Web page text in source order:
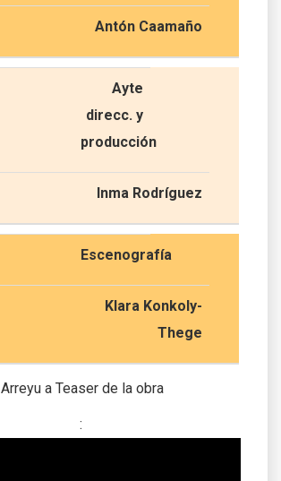
Antón Caamaño
Ayte
direcc. y
producción
Inma Rodríguez
Escenografía
Klara Konkoly-
Thege
Arreyu a Teaser de la obra
: